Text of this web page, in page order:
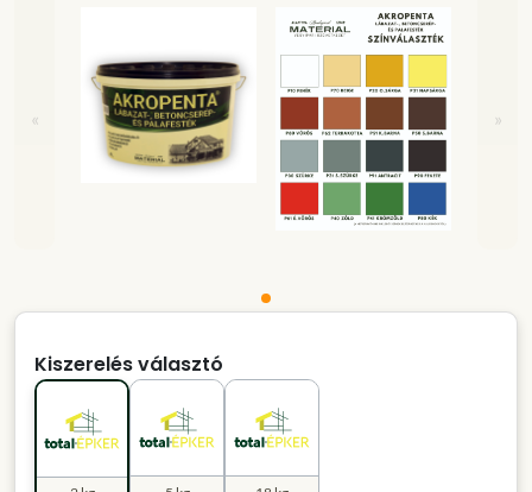
« »
Kiszerelés választó